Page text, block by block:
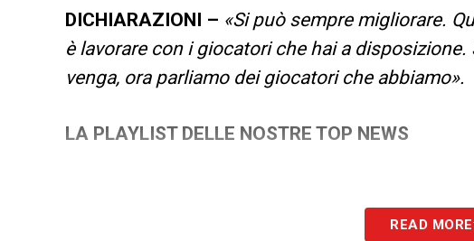
DICHIARAZIONI – «Si può sempre migliorare.
è lavorare con i giocatori che hai a
venga, ora parliamo dei giocatori che abbiamo».
LA PLAYLIST DELLE NOSTRE TOP NEWS
READ MORE